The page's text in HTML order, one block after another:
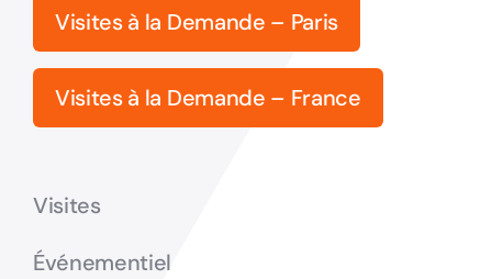
Visites à la Demande – Paris
Visites à la Demande – France
Visites
Événementiel